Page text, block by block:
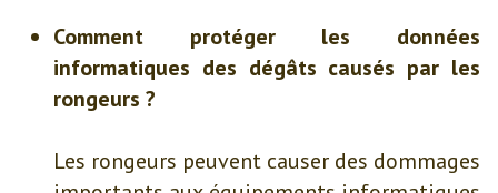
Comment protéger les données
informatiques des dégâts causés par les
rongeurs ?
Les rongeurs peuvent causer des dommages